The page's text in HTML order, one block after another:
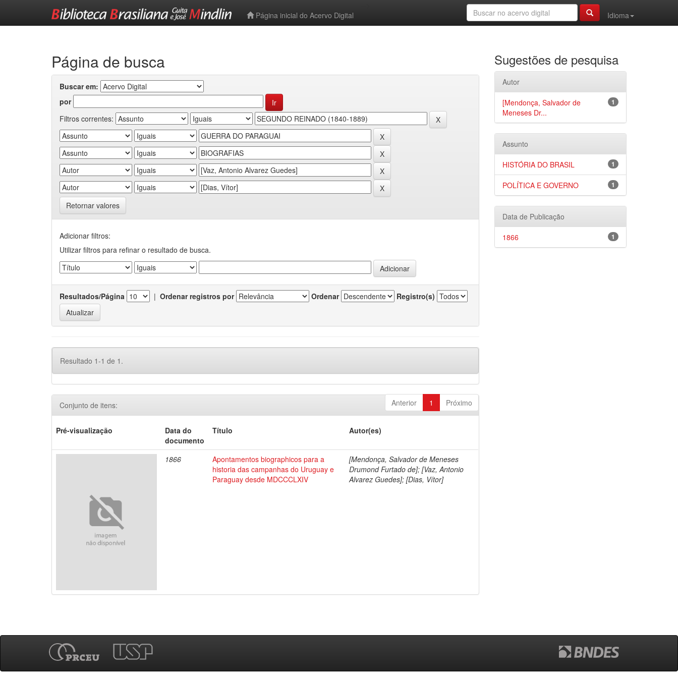
Página inicial do Acervo Digital
Idioma
Página de busca
Buscar em:
por
Filtros correntes:
Retornar valores
Adicionar filtros:
Utilizar filtros para refinar o resultado de busca.
Resultados/Página | Ordenar registros por Ordenar Registro(s)
Resultado 1-1 de 1.
Anterior 1 Próximo
Conjunto de itens:
Pré-visualização
Data do
documento
Título Autor(es)
1866
Apontamentos biographicos para a
historia das campanhas do Uruguay e
Paraguay desde MDCCCLXIV
[Mendonça, Salvador de Meneses
Drumond Furtado de]; [Vaz, Antonio
Alvarez Guedes]; [Dias, Vítor]
Sugestões de pesquisa
Autor
1
[Mendonça, Salvador de
Meneses Dr...
Assunto
1
HISTÓRIA DO BRASIL
1
POLÍTICA E GOVERNO
Data de Publicação
1
1866